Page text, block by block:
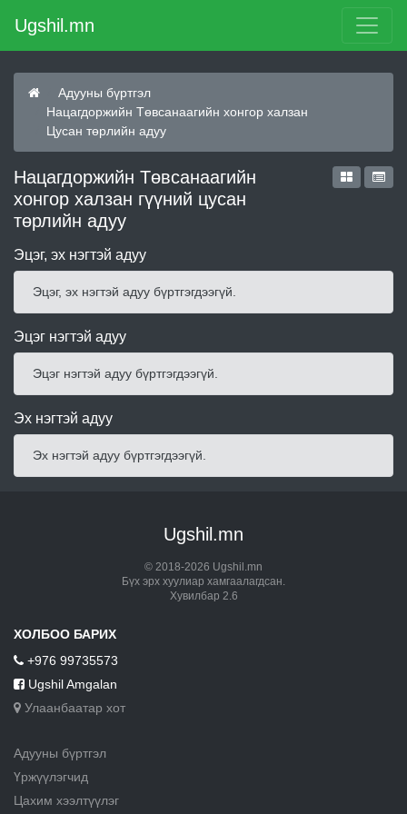
Ugshil.mn
Адууны бүртгэл
Нацагдоржийн Төвсанаагийн хонгор халзан
Цусан төрлийн адуу
Нацагдоржийн Төвсанаагийн
хонгор халзан гүүний цусан
төрлийн адуу
Эцэг, эх нэгтэй адуу
Эцэг, эх нэгтэй адуу бүртгэгдээгүй.
Эцэг нэгтэй адуу
Эцэг нэгтэй адуу бүртгэгдээгүй.
Эх нэгтэй адуу
Эх нэгтэй адуу бүртгэгдээгүй.
Ugshil.mn
© 2018-2026 Ugshil.mn
Бүх эрх хуулиар хамгаалагдсан.
Хувилбар 2.6
ХОЛБОО БАРИХ
+976 99735573
Ugshil Amgalan
Улаанбаатар хот
Адууны бүртгэл
Үржүүлэгчид
Цахим хээлтүүлэг